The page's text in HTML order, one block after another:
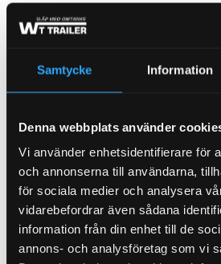
Samtycke Information
Denna webbplats använder
Vi använder enhetsidentifierare för
och annonserna till användarna,
för sociala medier och analysera
vidarebefordrar även sådana
information från din enhet till de
annons- och analysföretag som vi
KATEGORI:
Relaterade produkter
Adapter: 7 poler på bil till